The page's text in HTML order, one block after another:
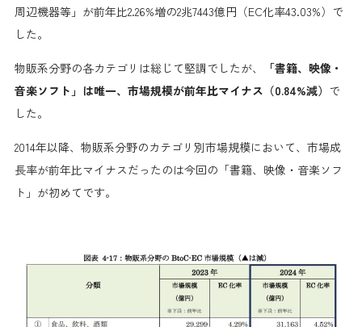
周辺機器等」が前年比2.26%増の2兆7443億円（EC化率43.03%）で
した。
物販系分野の各カテゴリは総じて堅調でしたが、
「書籍、映像・
音楽ソフト」は唯一、市場規模が前年比マイナス（0.84%減） で
した。
2014年以降、物販系分野のカテゴリ別市場規模において、市場成
長率が前年比マイナスだったのは今回の「書籍、映像・音楽ソフ
ト」が初めてです。